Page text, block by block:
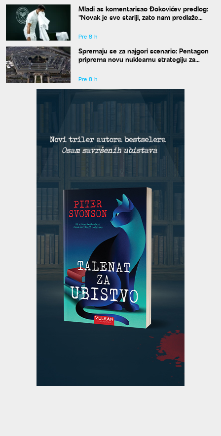
Mladi as komentarisao Đokovićev predlog:
"Novak je sve stariji, zato nam predlaže
Pre 8 h
Spremaju se za najgori scenario: Pentagon
priprema novu nuklearnu strategiju za
Pre 8 h